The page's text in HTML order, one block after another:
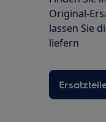
Original-
lassen Sie
liefern